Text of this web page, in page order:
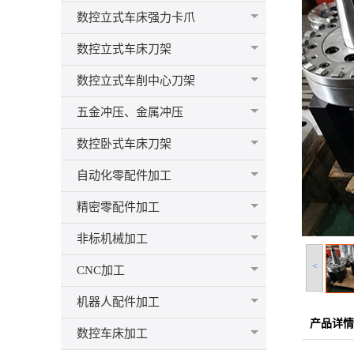
数控立式车床强力卡爪
数控立式车床刀架
数控立式车削中心刀架
五金冲压、金属冲压
数控卧式车床刀架
自动化零配件加工
精密零配件加工
非标机械加工
CNC加工
机器人配件加工
数控车床加工
<
产品详情